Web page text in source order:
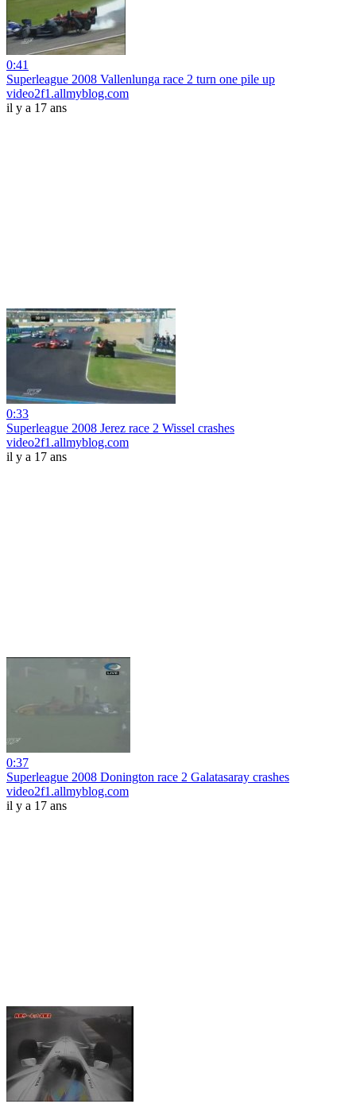
0:41
Superleague 2008 Vallenlunga race 2 turn one pile up
video2f1.allmyblog.com
il y a 17 ans
0:33
Superleague 2008 Jerez race 2 Wissel crashes
video2f1.allmyblog.com
il y a 17 ans
0:37
Superleague 2008 Donington race 2 Galatasaray crashes
video2f1.allmyblog.com
il y a 17 ans